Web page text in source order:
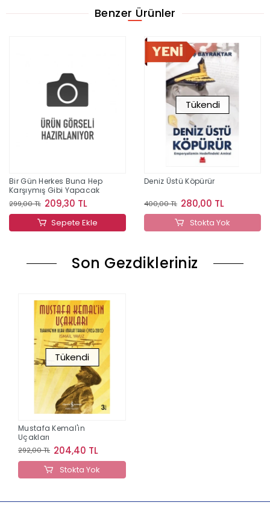
Benzer Ürünler
Bir Gün Herkes Buna Hep
Karşıymış Gibi Yapacak
299,00 TL 209,30 TL
Sepete Ekle
Tükendi
Deniz Üstü Köpürür
400,00 TL 280,00 TL
Stokta Yok
Son Gezdikleriniz
Tükendi
Mustafa Kemal'in
Uçakları
292,00 TL 204,40 TL
Stokta Yok